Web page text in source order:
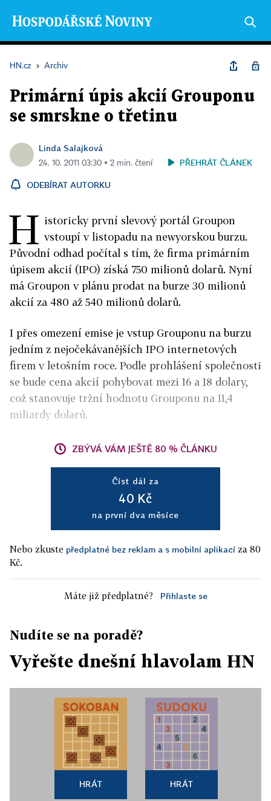
HN.cz › Archiv
Primární úpis akcií Grouponu
se smrskne o třetinu
Linda Salajková
24. 10. 2011 03:30 ▪ 2 min. čtení PŘEHRÁT ČLÁNEK
ODEBÍRAT AUTORKU
H istoricky první slevový portál Groupon
vstoupí v listopadu na newyorskou burzu.
Původní odhad počítal s tím, že firma primárním
úpisem akcií (IPO) získá 750 milionů dolarů. Nyní
má Groupon v plánu prodat na burze 30 milionů
akcií za 480 až 540 milionů dolarů.
I přes omezení emise je vstup Grouponu na burzu
jedním z nejočekávanějších IPO internetových
firem v letošním roce. Podle prohlášení společnosti
se bude cena akcií pohybovat mezi 16 a 18 dolary,
což stanovuje tržní hodnotu Grouponu na 11,4
miliardy dolarů.
ZBÝVÁ VÁM JEŠTĚ 80 % ČLÁNKU
Číst dál za
40 Kč
na první dva měsíce
Nebo zkuste předplatné bez reklam a s mobilní aplikací za 80
Kč.
Máte již předplatné? Přihlaste se
Nudíte se na poradě?
Vyřešte dnešní hlavolam HN
HRÁT HRÁT